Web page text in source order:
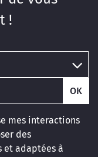
!
OK
mes interactions
des
et adaptées à